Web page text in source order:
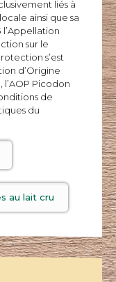
liés à
ainsi que sa
sur le
s’est
d’Origine
Picodon
de
du
au lait cru